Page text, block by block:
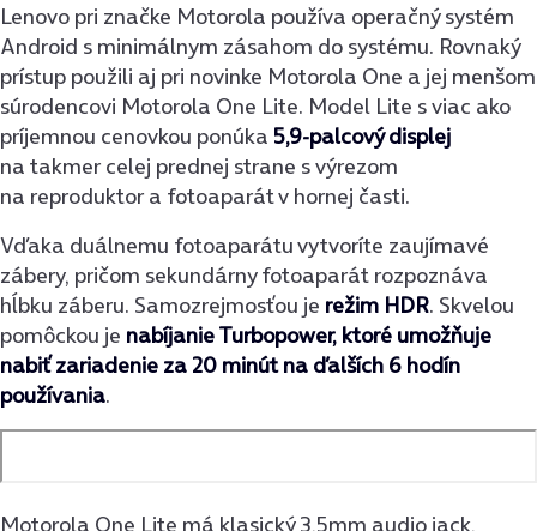
Lenovo pri značke Motorola používa operačný systém
Android s minimálnym zásahom do systému. Rovnaký
prístup použili aj pri novinke Motorola One a jej menšom
súrodencovi Motorola One Lite. Model Lite s viac ako
príjemnou cenovkou ponúka 5,9-palcový displej
na takmer celej prednej strane s výrezom
na reproduktor a fotoaparát v hornej časti.
Vďaka duálnemu fotoaparátu vytvoríte zaujímavé
zábery, pričom sekundárny fotoaparát rozpoznáva
hĺbku záberu. Samozrejmosťou je režim HDR. Skvelou
pomôckou je nabíjanie Turbopower, ktoré umožňuje
nabiť zariadenie za 20 minút na ďalších 6 hodín
používania.
Motorola One Lite má klasický 3,5mm audio jack,